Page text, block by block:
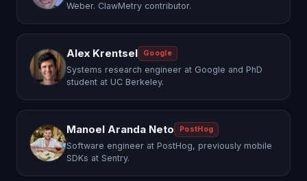
Weber. ClawMetry contributor.
Alex Krentsel Google
Systems research engineer at Google and PhD
student at UC Berkeley.
Manoel Aranda Neto PostHog
Software engineer at PostHog, previously mobile
SDKs at Sentry.